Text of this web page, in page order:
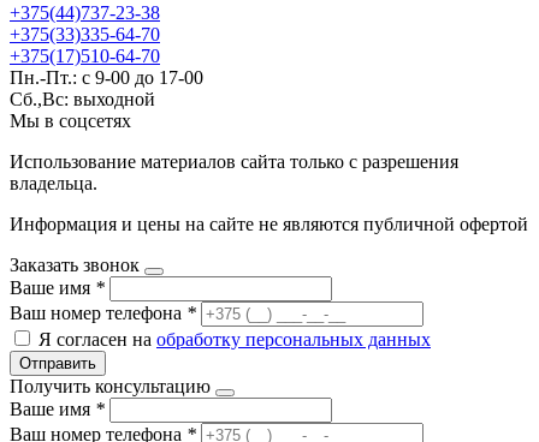
+375(44)737-23-38
+375(33)335-64-70
+375(17)510-64-70
Пн.-Пт.: с 9-00 до 17-00
Сб.,Вс: выходной
Мы в соцсетях
Использование материалов сайта только с разрешения
владельца.
Информация и цены на сайте не являются публичной офертой
Заказать звонок
Ваше имя *
Ваш номер телефона *
Я согласен на обработку персональных данных
Отправить
Получить консультацию
Ваше имя *
Ваш номер телефона *